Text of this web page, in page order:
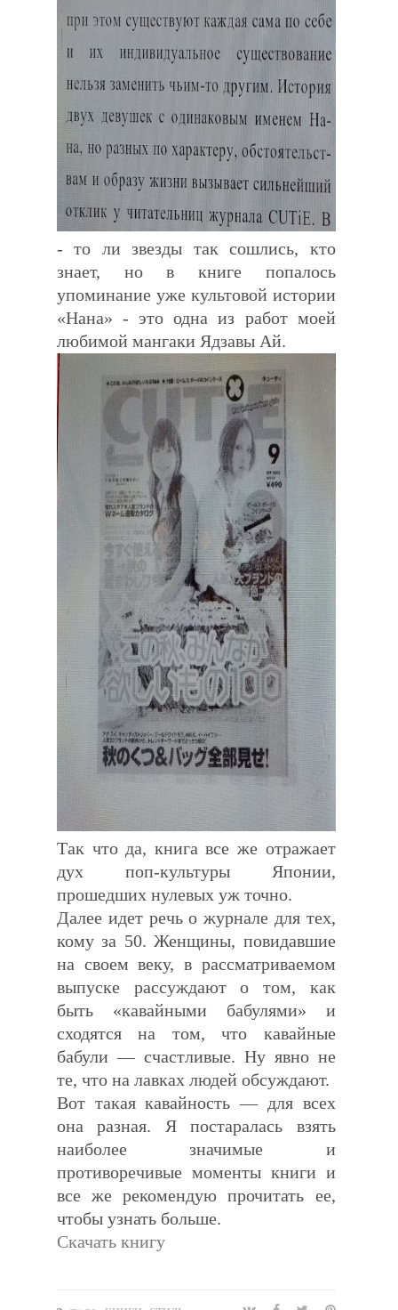
- то ли звезды так сошлись, кто
знает, но в книге попалось
упоминание уже культовой истории
«Нана» - это одна из работ моей
любимой мангаки Ядзавы Ай.
Так что да, книга все же отражает
дух поп-культуры Японии,
прошедших нулевых уж точно.
Далее идет речь о журнале для тех,
кому за 50. Женщины, повидавшие
на своем веку, в рассматриваемом
выпуске рассуждают о том, как
быть «кавайными бабулями» и
сходятся на том, что кавайные
бабули — счастливые. Ну явно не
те, что на лавках людей обсуждают.
Вот такая кавайность — для всех
она разная. Я постаралась взять
наиболее значимые и
противоречивые моменты книги и
все же рекомендую прочитать ее,
чтобы узнать больше.
Скачать книгу